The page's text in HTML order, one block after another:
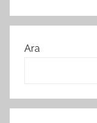
Ara